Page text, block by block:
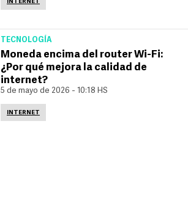
INTERNET
TECNOLOGÍA
Moneda encima del router Wi-Fi:
¿Por qué mejora la calidad de
internet?
5 de mayo de 2026 - 10:18 HS
INTERNET